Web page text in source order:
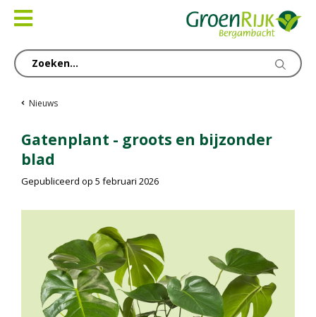
naar
Nieuws
Gatenplant - groots en bijzonder
blad
Gepubliceerd op 5 februari 2026